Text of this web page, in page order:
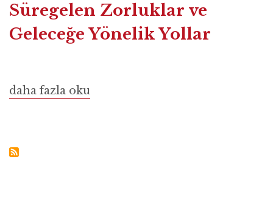
Süregelen Zorluklar ve
Geleceğe Yönelik Yollar
Çin’de
Somut
Korunması:
Yirmi
daha fazla oku